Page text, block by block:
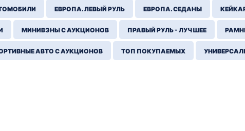
ЕВРОПА. ЛЕВЫЙ РУЛЬ ЕВРОПА. СЕДАНЫ
МИНИВЭНЫ С АУКЦИОНОВ ПРАВЫЙ РУЛЬ - ЛУЧШЕЕ
АВТО С АУКЦИОНОВ ТОП ПОКУПАЕМЫХ